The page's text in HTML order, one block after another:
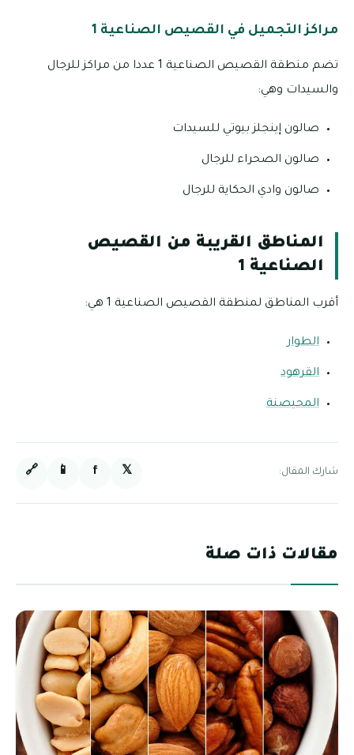
مراكز التجميل في القصيص الصناعية 1
تضم منطقة القصيص الصناعية 1 عددا من مراكز للرجال
والسيدات وهي:
صالون إينجلز بيوتي للسيدات
صالون الصحراء للرجال
صالون وادي الحكاية للرجال
المناطق القريبة من القصيص
الصناعية 1
أقرب المناطق لمنطقة القصيص الصناعية 1 هي:
الطوار
القرهود
المحيصنة
شارك المقال: 𝕏
f
📱
🔗
مقالات ذات صلة